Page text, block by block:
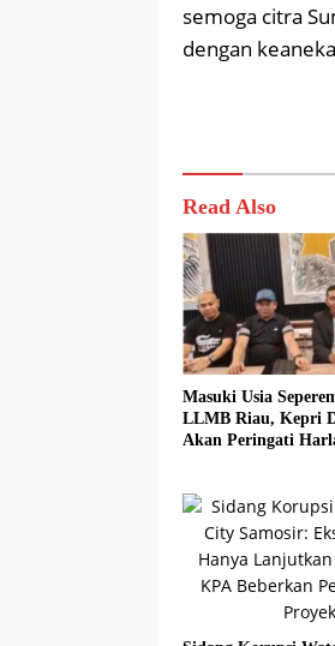
semoga citra
dengan
Read Also
Masuki Usia
LLMB Riau, Kepri
Akan Peringati